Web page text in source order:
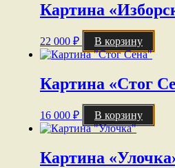
Картина
22 000 ₽ В корзину
Картина «Стог
16 000 ₽ В корзину
Картина